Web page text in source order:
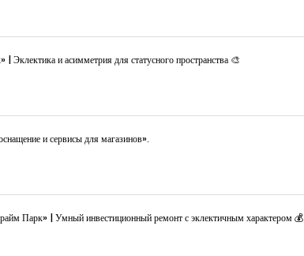
и асимметрия для статусного пространства 🎨
и сервисы для магазинов».
Парк» | Умный инвестиционный ремонт с эклектичным характером 💰